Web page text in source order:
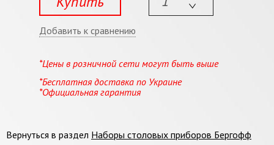
Добавить к сравнению
*Цены в розничной сети могут быть выше
*Бесплатная доставка по Украине
*Официальная гарантия
Вернуться в раздел Наборы столовых приборов Бергофф